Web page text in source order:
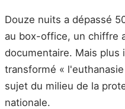
Douze nuits a dépassé
au box-office, un chiffre
documentaire. Mais plus
transformé «
sujet du milieu de la
nationale.